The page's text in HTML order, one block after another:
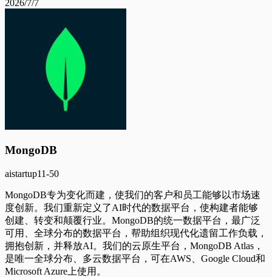
2026/7/7
MongoDB
aistartup11-50
MongoDB专为变化而建，使我们的客户和员工能够以市场速
度创新。我们重新定义了AI时代的数据平台，使构建者能够
创建、转变和颠覆行业。MongoDB的统一数据平台，最广泛
可用、全球分布的数据平台，帮助组织现代化遗留工作负载，
拥抱创新，并释放AI。我们的云原生平台，MongoDB Atlas，
是唯一全球分布、多云数据平台，可在AWS、Google Cloud和
Microsoft Azure上使用。